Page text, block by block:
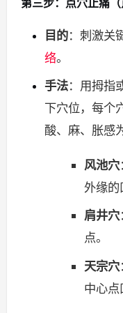
第三步：点穴止痛（
目的：刺激关
络。
手法：用拇指
下穴位，每个
酸、麻、胀感
风池穴
外缘的
肩井穴
点。
天宗穴
中心点